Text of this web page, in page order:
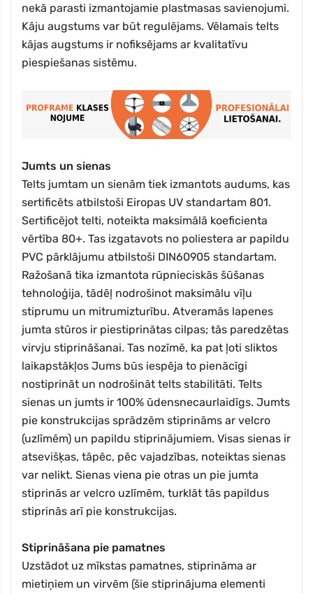
nekā parasti izmantojamie plastmasas savienojumi.
Kāju augstums var būt regulējams. Vēlamais telts
kājas augstums ir nofiksējams ar kvalitatīvu
piespiešanas sistēmu.
Jumts un sienas
Telts jumtam un sienām tiek izmantots audums, kas
sertificēts atbilstoši Eiropas UV standartam 801.
Sertificējot telti, noteikta maksimālā koeficienta
vērtība 80+. Tas izgatavots no poliestera ar papildu
PVC pārklājumu atbilstoši DIN60905 standartam.
Ražošanā tika izmantota rūpnieciskās šūšanas
tehnoloģija, tādēļ nodrošinot maksimālu vīļu
stiprumu un mitrumizturību. Atveramās lapenes
jumta stūros ir piestiprinātas cilpas; tās paredzētas
virvju stiprināšanai. Tas nozīmē, ka pat ļoti sliktos
laikapstākļos Jums būs iespēja to pienācīgi
nostiprināt un nodrošināt telts stabilitāti. Telts
sienas un jumts ir 100% ūdensnecaurlaidīgs. Jumts
pie konstrukcijas sprādzēm stiprināms ar velcro
(uzlīmēm) un papildu stiprinājumiem. Visas sienas ir
atsevišķas, tāpēc, pēc vajadzības, noteiktas sienas
var nelikt. Sienas viena pie otras un pie jumta
stiprinās ar velcro uzlīmēm, turklāt tās papildus
stiprinās arī pie konstrukcijas.
Stiprināšana pie pamatnes
Uzstādot uz mīkstas pamatnes, stiprināma ar
mietiņiem un virvēm (šie stiprinājuma elementi